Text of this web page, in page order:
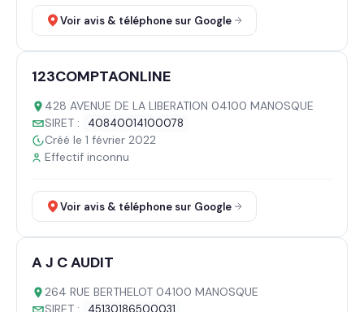
Voir avis & téléphone sur Google
123COMPTAONLINE
428 AVENUE DE LA LIBERATION 04100 MANOSQUE
SIRET :
40840014100078
Créé le 1 février 2022
Effectif inconnu
Voir avis & téléphone sur Google
A J C AUDIT
264 RUE BERTHELOT 04100 MANOSQUE
SIRET :
45130186500031